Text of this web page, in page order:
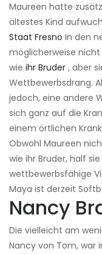
Maureen hatte
ältestes Kind
Staat Fresno In den
möglicherweise
wie ihr Bruder , aber
Wettbewerbsdrang.
jedoch, eine andere
sich ganz auf die
einem örtlichen
Obwohl Maureen
wie ihr Bruder, half
wettbewerbsfähige
Maya ist derzeit
Nancy
Die vielleicht am
Nancy von Tom, war